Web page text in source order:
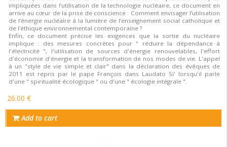
impliquées dans l’utilisation de la technologie nucléaire, ce document en
arrive au cœur de la prise de conscience : Comment envisager l’utilisation
de l’énergie nucléaire à la lumière de l’enseignement social catholique et
de l’éthique environnemental contemporaine ?
Enfin, ce document précise les exigences que la sortie du nucléaire
implique : des mesures concrètes pour " réduire la dépendance à
l'électricité ", l'utilisation de sources d'énergie renouvelables, l'effort
d'économie d'énergie et la transformation de nos modes de vie. L'appel
à un "style de vie simple et clair" dans la déclaration des évêques de
2011 est repris par le pape François dans Laudato Si' lorsqu'il parle
d'une " spiritualité écologique " ou d'une " écologie intégrale ".
26.00 €
Add to cart